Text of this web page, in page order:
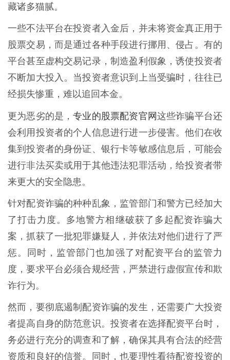
藏诸多猫腻。
一些不法平台在投资者入金后，并未将资金真正用于
股票交易，而是通过各种手段进行挪用、侵占。有的
平台甚至虚构交易记录，制造盈利假象，诱使投资者
不断加大投入。当投资者意识到上当受骗时，往往已
经损失惨重，难以追回本金。
更为恶劣的是，专业的股票配资官网这些诈骗平台还
会利用投资者的个人信息进行进一步侵害。他们在收
集到投资者的身份证、银行卡等敏感信息后，可能会
进行非法买卖或用于其他违法犯罪活动，给投资者带
来更大的安全隐患。
针对配资诈骗的种种乱象，监管部门和警方已经加大
了打击力度。多地警方相继破获了多起配资诈骗大
案，抓获了一批犯罪嫌疑人，并依法对他们进行了严
惩。同时，监管部门也加强了对配资平台的监管力
度，要求平台必须合规经营，严禁进行虚假宣传和欺
诈行为。
然而，要彻底遏制配资诈骗的发生，还需要广大投资
者提高自身的防范意识。投资者在选择配资平台时，
务必进行充分的调查和了解，确保其具有合法的经营
资质和良好的信誉。同时，也要理性看待配资投资的